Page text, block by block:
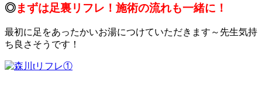
◎まずは足裏リフレ！施術の流れも一緒に！
最初に足をあったかいお湯につけていただきます～先生気持
ち良さそうです！